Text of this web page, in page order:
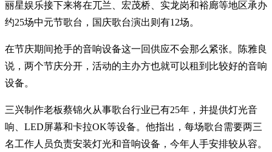
丽星娱乐接下来将在兀兰、宏茂桥、实龙岗和裕廊等地区承办
约25场中元节歌台，国庆歌台演出则有12场。
在节庆期间抢手的音响设备这一回供应不会那么紧张。陈雅良
说，两个节庆分开，活动的主办方也就可以租到比较好的音响
设备。
三兴制作老板蔡锦火从事歌台行业已有25年，并提供灯光音
响、LED屏幕和卡拉OK等设备。他指出，每场歌台需要两三
名工作人员负责安装灯光和音响设备，今年人手安排较从容。